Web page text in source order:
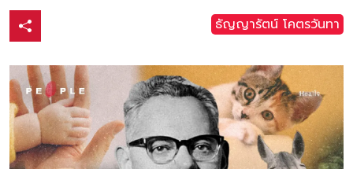
ธัญญารัตน์ โคตรวันทา